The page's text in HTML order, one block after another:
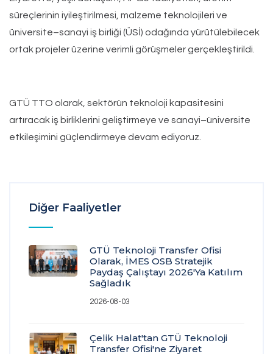
süreçlerinin iyileştirilmesi, malzeme teknolojileri ve
üniversite–sanayi iş birliği (ÜSİ) odağında yürütülebilecek
ortak projeler üzerine verimli görüşmeler gerçekleştirildi.
GTÜ TTO olarak, sektörün teknoloji kapasitesini
artıracak iş birliklerini geliştirmeye ve sanayi–üniversite
etkileşimini güçlendirmeye devam ediyoruz.
Diğer Faaliyetler
GTÜ Teknoloji Transfer Ofisi
Olarak, İMES OSB Stratejik
Paydaş Çalıştayı 2026'ya Katılım
Sağladık
2026-08-03
Çelik Halat'tan GTÜ Teknoloji
Transfer Ofisi'ne Ziyaret